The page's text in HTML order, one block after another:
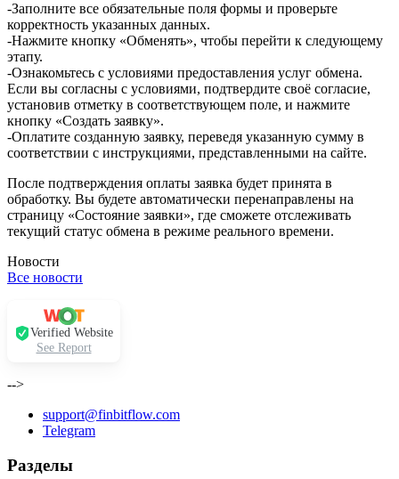
-Заполните все обязательные поля формы и проверьте
корректность указанных данных.
-Нажмите кнопку «Обменять», чтобы перейти к следующему
этапу.
-Ознакомьтесь с условиями предоставления услуг обмена.
Если вы согласны с условиями, подтвердите своё согласие,
установив отметку в соответствующем поле, и нажмите
кнопку «Создать заявку».
-Оплатите созданную заявку, переведя указанную сумму в
соответствии с инструкциями, представленными на сайте.
После подтверждения оплаты заявка будет принята в
обработку. Вы будете автоматически перенаправлены на
страницу «Состояние заявки», где сможете отслеживать
текущий статус обмена в режиме реального времени.
Новости
Все новости
Verified Website
See Report
-->
support@finbitflow.com
Telegram
Разделы